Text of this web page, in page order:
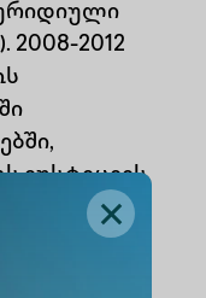
2012
იუსტიციის
2017-2020